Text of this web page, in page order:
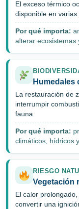
El exceso térmico
disponible en
Por qué importa:
alterar ecosistemas
Humedales
La restauración de
interrumpir
fauna.
Por qué importa:
climáticos, hídricos
RIESGO
Vegetación
El calor
convertir una